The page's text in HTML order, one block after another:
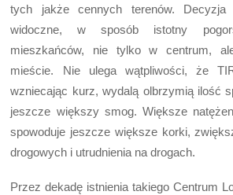
tych jakże cennych terenów.
widoczne, w sposób istotny
mieszkańców, nie tylko w centrum,
mieście. Nie ulega wątpliwości, że
wzniecając kurz, wydalą olbrzymią ilość
jeszcze większy smog. Większe
spowoduje jeszcze większe korki,
drogowych i utrudnienia na drogach.
Przez dekadę istnienia takiego Centrum